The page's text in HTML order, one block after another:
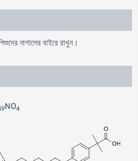
নাগালের বাইরে রাখুন।
NO4